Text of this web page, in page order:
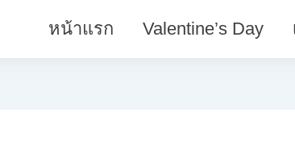
หน้าแรก Valentine’s Day